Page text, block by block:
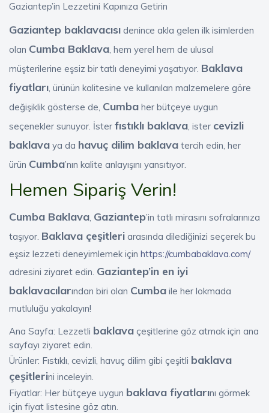
Gaziantep’in Lezzetini Kapınıza Getirin
Gaziantep baklavacısı denince akla gelen ilk isimlerden
olan Cumba Baklava, hem yerel hem de ulusal
müşterilerine eşsiz bir tatlı deneyimi yaşatıyor. Baklava
fiyatları, ürünün kalitesine ve kullanılan malzemelere göre
değişiklik gösterse de, Cumba her bütçeye uygun
seçenekler sunuyor. İster fıstıklı baklava, ister cevizli
baklava ya da havuç dilim baklava tercih edin, her
ürün Cumba’nın kalite anlayışını yansıtıyor.
Hemen Sipariş Verin!
Cumba Baklava, Gaziantep’in tatlı mirasını sofralarınıza
taşıyor. Baklava çeşitleri arasında dilediğinizi seçerek bu
eşsiz lezzeti deneyimlemek için https://cumbabaklava.com/
adresini ziyaret edin. Gaziantep’in en iyi
baklavacılarından biri olan Cumba ile her lokmada
mutluluğu yakalayın!
Ana Sayfa: Lezzetli baklava çeşitlerine göz atmak için ana
sayfayı ziyaret edin.
Ürünler: Fıstıklı, cevizli, havuç dilim gibi çeşitli baklava
çeşitlerini inceleyin.
Fiyatlar: Her bütçeye uygun baklava fiyatlarını görmek
için fiyat listesine göz atın.